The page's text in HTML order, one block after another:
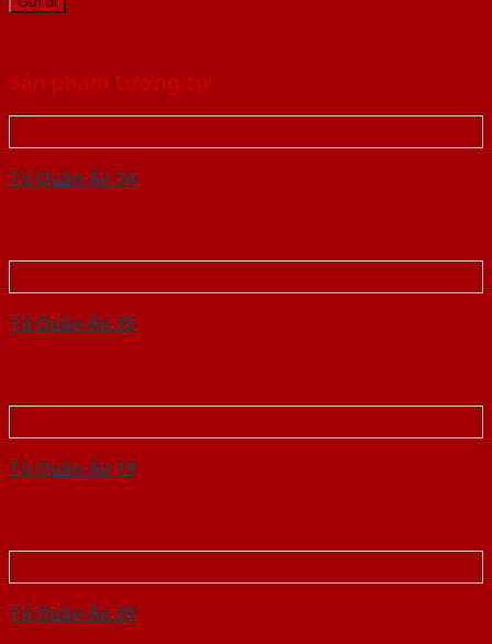
Sản phẩm tương tự
Tủ Quần Áo 34
Tủ Quần Áo 35
Tủ Quần Áo 19
Tủ Quần Áo 39